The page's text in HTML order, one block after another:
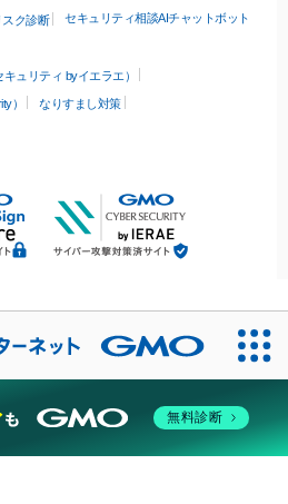
スク診断 セキュリティ相談AIチャットボット
ュリティ byイエラエ）
）
なりすまし対策
無料診断